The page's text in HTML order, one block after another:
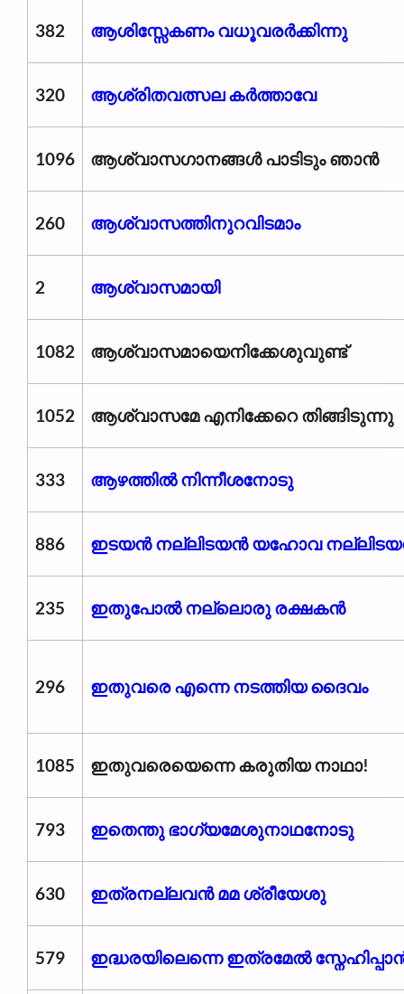
382 ആശിസ്സേകണം വധൂവരർക്കിന്നു
320 ആശ്രിതവത്സല കർത്താവേ
1096 ആശ്വാസഗാനങ്ങൾ പാടിടും ഞാൻ
260 ആശ്വാസത്തിനുറവിടമാം
2 ആശ്വാസമായി
1082 ആശ്വാസമായെനിക്കേശുവുണ്ട്
1052 ആശ്വാസമേ എനിക്കേറെ തിങ്ങിടുന്നു
333 ആഴത്തിൽ നിന്നീശനോടു
886 ഇടയൻ നല്ലിടയൻ യഹോവ
235 ഇതുപോൽ നല്ലൊരു രക്ഷകൻ
296 ഇതുവരെ എന്നെ നടത്തിയ ദൈവം
1085 ഇതുവരെയെന്നെ കരുതിയ നാഥാ!
793 ഇതെന്തു ഭാഗ്യമേശുനാഥനോടു
630 ഇത്രനല്ലവൻ മമ ശ്രീയേശു
579 ഇദ്ധരയിലെന്നെ ഇത്രമേൽ